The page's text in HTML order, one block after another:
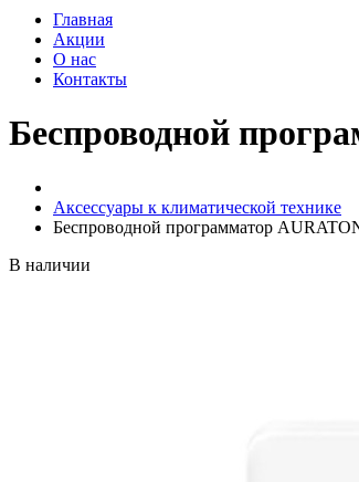
Главная
Акции
О нас
Контакты
Беспроводной
Аксессуары к климатической технике
Беспроводной программатор
В наличии